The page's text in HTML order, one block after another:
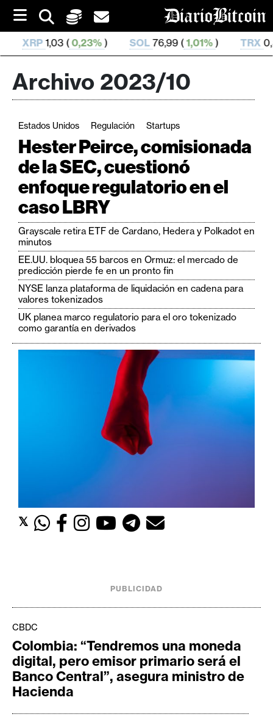
i
t
SOL76,99 (1,01%) TRX0,329 672 (0,03%
r
p
o
M
e
r
c
a
d
o
s
E
t
u
I
A
Archivo 2023/10
Estados Unidos Regulación Startups
Hester Peirce, comisionada
de la SEC, cuestionó
enfoque regulatorio en el
caso LBRY
Grayscale retira ETF de Cardano, Hedera y Polkadot en
minutos
EE.UU. bloquea 55 barcos en Ormuz: el mercado de
predicción pierde fe en un pronto fin
NYSE lanza plataforma de liquidación en cadena para
valores tokenizados
UK planea marco regulatorio para el oro tokenizado
como garantía en derivados
𝕏
PUBLICIDAD
CBDC
Colombia: “Tendremos una moneda
digital, pero emisor primario será el
Banco Central”, asegura ministro de
Hacienda